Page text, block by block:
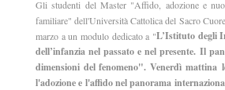
Gli studenti del Master "Affido, adozione e
familiare" dell'Università Cattolica del Sacro
marzo a un modulo dedicato a "L’Istituto degli
dell’infanzia nel passato e nel presente. Il
dimensioni del fenomeno". Venerdì mattina
l'adozione e l'affido nel panorama